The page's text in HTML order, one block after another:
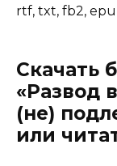
rtf, txt, fb2,
Скачать
«Развод
(не)
или